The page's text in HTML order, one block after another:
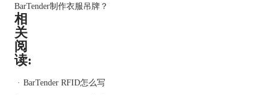
图 2：选择
第四步：选择文档中每一
卷上项目的大小和数量，
们的需求时，我们也可以
BarTender制作衣服吊牌？
相
关
阅
读:
· BarTender RFID怎么写